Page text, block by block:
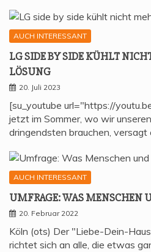
AUCH INTERESSANT
LG SIDE BY SIDE KÜHLT
LÖSUNG
20. Juli 2023
[su_youtube url="https://
jetzt im Sommer, wo wir
dringendsten brauchen, versagt
AUCH INTERESSANT
UMFRA­GE: WAS MEN­SCHEN
20. Februar 2022
Köln (ots) Der "Liebe-Dein-
richtet sich an alle, die etwas